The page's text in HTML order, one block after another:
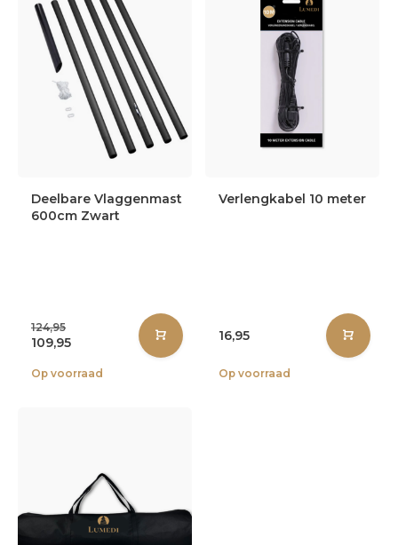
Deelbare Vlaggenmast
600cm Zwart
124,95
109,95
Op voorraad
Verlengkabel 10 meter
16,95
Op voorraad